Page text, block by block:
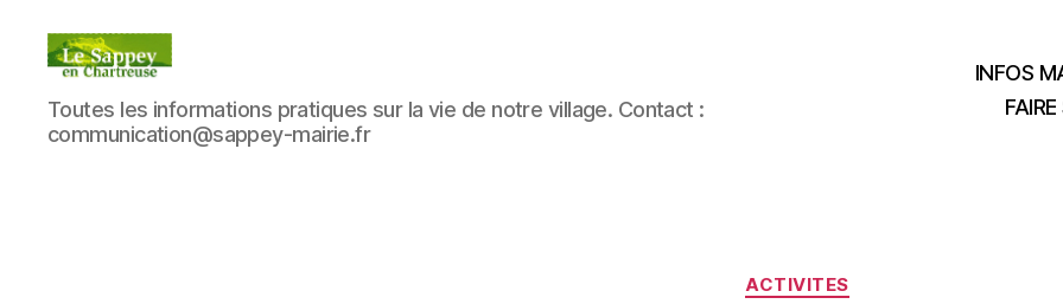
Blog
du
sappey
Toutes les informations pratiques sur la vie de notre village. Contact :
communication@sappey-mairie.fr
INFOS
Catégories
ACTIVITES